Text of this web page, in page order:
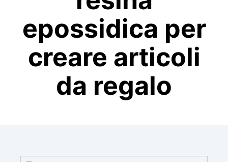
epossidica per
creare articoli
da regalo